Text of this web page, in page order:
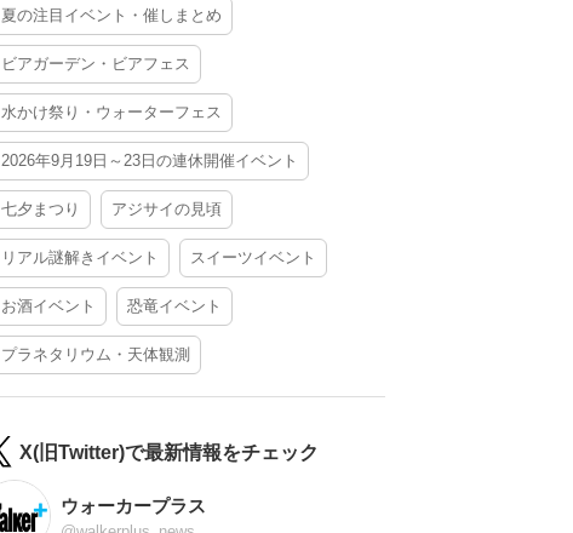
夏の注目イベント・催しまとめ
ビアガーデン・ビアフェス
水かけ祭り・ウォーターフェス
2026年9月19日～23日の連休開催イベント
七夕まつり アジサイの見頃
リアル謎解きイベント スイーツイベント
お酒イベント 恐竜イベント
プラネタリウム・天体観測
X(旧Twitter)で最新情報をチェック
ウォーカープラス